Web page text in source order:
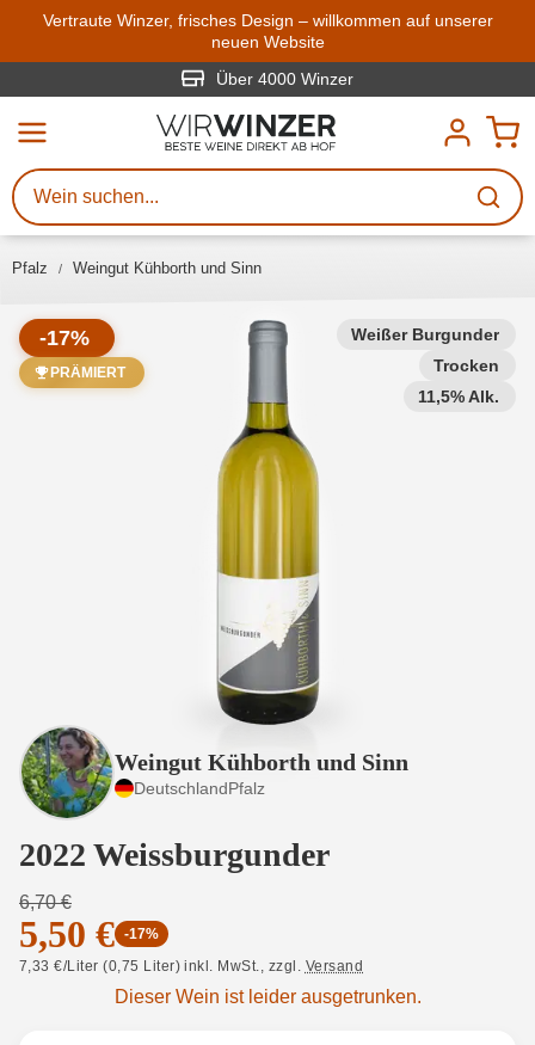
Zum Hauptinhalt springen
Vertraute Winzer, frisches Design – willkommen auf unserer
neuen Website
Über 4000 Winzer
Pfalz Weingut Kühborth und Sinn
Weißer Burgunder
Trocken
11,5% Alk.
-17%
PRÄMIERT
Weingut Kühborth und Sinn
DeutschlandPfalz
2022 Weissburgunder
6,70 €
5,50 € -17%
7,33 €/Liter (0,75 Liter) inkl. MwSt., zzgl. Versand
Dieser Wein ist leider ausgetrunken.
Weinsuche
Mindestens 3 Zeichen eingeben
Beschreiben Sie, welchen Wein
Sie suchen – ob nach Geschmack,